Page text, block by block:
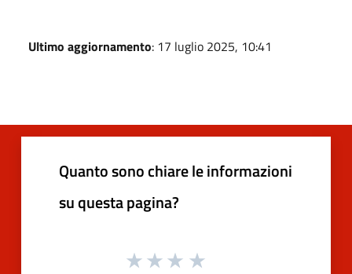
Ultimo aggiornamento: 17 luglio 2025, 10:41
Quanto sono chiare le informazioni
su questa pagina?